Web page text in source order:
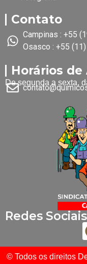
Contato
Campinas : +55
Osasco : +55
Horários
De segunda a sexta,
Redes Sociais
© Todos os direitos